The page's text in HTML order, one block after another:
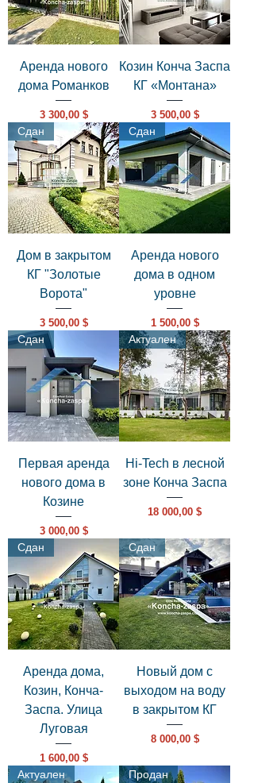
Аренда нового
дома Романков
Цена
3 300,00 $
Козин Конча Заспа
КГ «Монтана»
Цена
3 500,00 $
Сдан
Дом в закрытом
КГ "Золотые
Ворота"
Цена
3 500,00 $
Сдан
Аренда нового
дома в одном
уровне
Цена
1 500,00 $
Сдан
Первая аренда
нового дома в
Козине
Цена
3 000,00 $
Актуален
Hi-Tech в лесной
зоне Конча Заспа
Цена
18 000,00 $
Сдан
Аренда дома,
Козин, Конча-
Заспа. Улица
Луговая
Цена
1 600,00 $
Сдан
Новый дом с
выходом на воду
в закрытом КГ
Цена
8 000,00 $
Актуален Продан